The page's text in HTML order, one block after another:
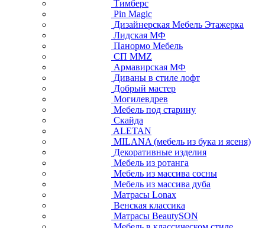
Тимберс
Pin Magic
Дизайнерская Мебель Этажерка
Лидская МФ
Панормо Мебель
СП ММZ
Армавирская МФ
Диваны в стиле лофт
Добрый мастер
Могилевдрев
Мебель под старину
Скайда
ALETAN
MILANA (мебель из бука и ясеня)
Декоративные изделия
Мебель из ротанга
Мебель из массива сосны
Мебель из массива дуба
Матрасы Lonax
Венская классика
Матрасы BeautySON